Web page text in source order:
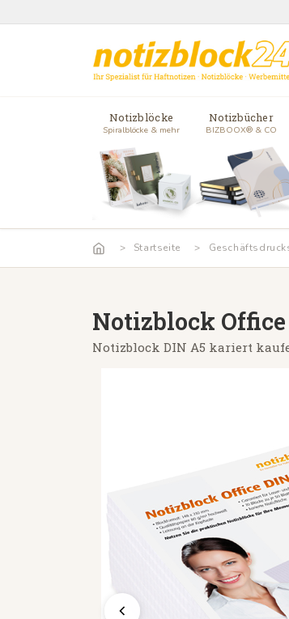
Notizblöcke
Spiralblöcke & mehr
Notizbücher
BIZBOOX® & CO
Startseite
Notizblock Office
Notizblock DIN A5 kariert